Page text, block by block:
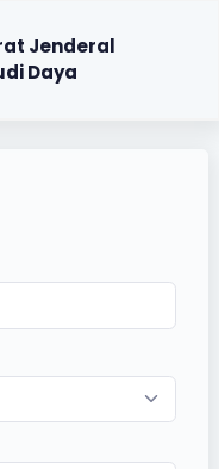
Jenderal
Daya